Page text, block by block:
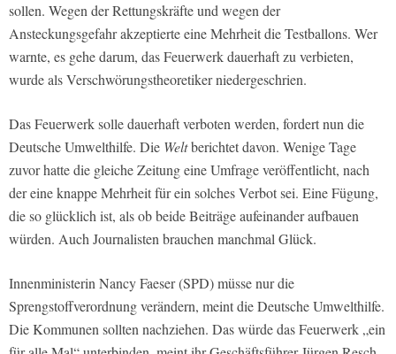
sollen. Wegen der Rettungskräfte und wegen der
Ansteckungsgefahr akzeptierte eine Mehrheit die Testballons. Wer
warnte, es gehe darum, das Feuerwerk dauerhaft zu verbieten,
wurde als Verschwörungstheoretiker niedergeschrien.
Das Feuerwerk solle dauerhaft verboten werden, fordert nun die
Deutsche Umwelthilfe. Die Weltberichtet davon. Wenige Tage
zuvor hatte die gleiche Zeitung eine Umfrage veröffentlicht, nach
der eine knappe Mehrheit für ein solches Verbot sei. Eine Fügung,
die so glücklich ist, als ob beide Beiträge aufeinander aufbauen
würden. Auch Journalisten brauchen manchmal Glück.
Innenministerin Nancy Faeser (SPD) müsse nur die
Sprengstoffverordnung verändern, meint die Deutsche Umwelthilfe.
Die Kommunen sollten nachziehen. Das würde das Feuerwerk „ein